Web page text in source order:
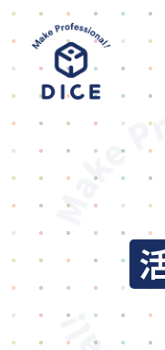
DICEについ
利用者・
活動内容